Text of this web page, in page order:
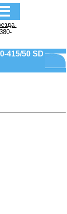
415/50 SD